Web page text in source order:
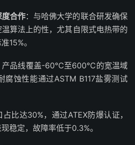
合作：与哈佛大学的联合研发确保
算法上的性，尤其自限式电热带的
15%。
产品线覆盖-60℃至600℃的宽温域
腐蚀性能通过ASTM B117盐雾测试
占比达30%，通过ATEX防爆认证，
稳定，故障率低于0.3%。